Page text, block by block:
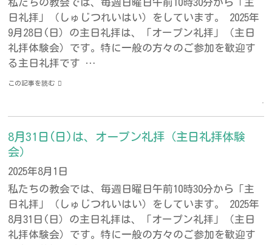
私たちの教会では、毎週日曜日午前10時30分から「主
日礼拝」（しゅじつれいはい）をしています。 2025年
9月28日(日）の主日礼拝は、「オープン礼拝」（主日
礼拝体験会）です。特に一般の方々のご参加を歓迎す
る主日礼拝です …
この記事を読む
8月31日(日)は、オープン礼拝（主日礼拝体験
会）
2025年8月1日
私たちの教会では、毎週日曜日午前10時30分から「主
日礼拝」（しゅじつれいはい）をしています。 2025年
8月31日(日）の主日礼拝は、「オープン礼拝」（主日
礼拝体験会）です。特に一般の方々のご参加を歓迎す